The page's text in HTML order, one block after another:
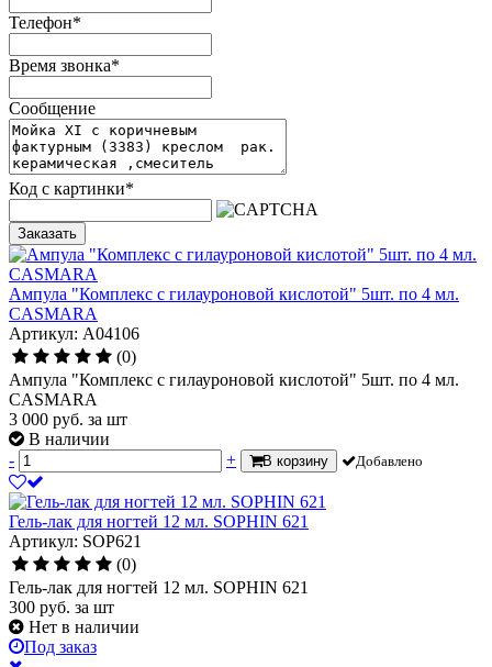
Телефон*
Время звонка*
Сообщение
Код с картинки*
Заказать
Ампула "Комплекс с гилауроновой кислотой" 5шт. по 4 мл.
CASMARA
Артикул: A04106
(0)
Ампула "Комплекс с гилауроновой кислотой" 5шт. по 4 мл.
CASMARA
3 000 руб. за шт
В наличии
-
+ В корзину Добавлено
Гель-лак для ногтей 12 мл. SOPHIN 621
Артикул: SOP621
(0)
Гель-лак для ногтей 12 мл. SOPHIN 621
300 руб. за шт
Нет в наличии
Под заказ